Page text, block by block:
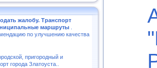
жалобу. Транспорт
маршруты
по улучшению качества
пригородный и
города Златоуста..